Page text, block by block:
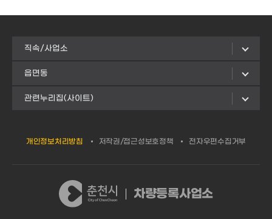
직속/사업소
읍면동
관련누리집(사이트)
개인정보처리방침 저작권/접근성보호정책 전자우편수집거부
차량등록사업소